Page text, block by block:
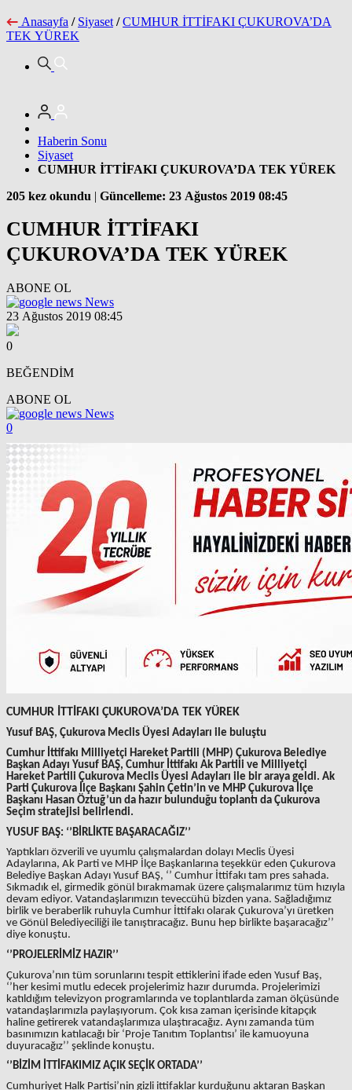
Anasayfa / Siyaset / CUMHUR İTTİFAKI ÇUKUROVA’DA
TEK YÜREK
Haberin Sonu
Siyaset
CUMHUR İTTİFAKI ÇUKUROVA’DA TEK YÜREK
205 kez okundu | Güncelleme: 23 Ağustos 2019 08:45
CUMHUR İTTİFAKI
ÇUKUROVA’DA TEK YÜREK
ABONE OL
News
23 Ağustos 2019 08:45
0
BEĞENDİM
ABONE OL
News
0
CUMHUR İTTİFAKI ÇUKUROVA’DA TEK YÜREK
Yusuf BAŞ, Çukurova Meclis Üyesi Adayları ile buluştu
Cumhur İttifakı Milliyetçi Hareket Partili (MHP) Çukurova Belediye
Başkan Adayı Yusuf BAŞ, Cumhur İttifakı Ak Partili ve Milliyetçi
Hareket Partili Çukurova Meclis Üyesi Adayları ile bir araya geldi. Ak
Parti Çukurova İlçe Başkanı Şahin Çetin’in ve MHP Çukurova İlçe
Başkanı Hasan Öztuğ’un da hazır bulunduğu toplantı da Çukurova
Seçim stratejisi belirlendi.
YUSUF BAŞ: ‘’BİRLİKTE BAŞARACAĞIZ’’
Yaptıkları özverili ve uyumlu çalışmalardan dolayı Meclis Üyesi
Adaylarına, Ak Parti ve MHP İlçe Başkanlarına teşekkür eden Çukurova
Belediye Başkan Adayı Yusuf BAŞ, ‘’ Cumhur İttifakı tam pres sahada.
Sıkmadık el, girmedik gönül bırakmamak üzere çalışmalarımız tüm hızıyla
devam ediyor. Vatandaşlarımızın teveccühü bizden yana. Sağladığımız
birlik ve beraberlik ruhuyla Cumhur İttifakı olarak Çukurova’yı üretken
ve Gönül Belediyeciliği ile tanıştıracağız. Bunu hep birlikte başaracağız’’
diye konuştu.
‘’PROJELERİMİZ HAZIR’’
Çukurova’nın tüm sorunlarını tespit ettiklerini ifade eden Yusuf Baş,
‘’her kesimi mutlu edecek projelerimiz hazır durumda. Projelerimizi
katıldığım televizyon programlarında ve toplantılarda zaman ölçüsünde
vatandaşlarımızla paylaşıyorum. Çok kısa zaman içerisinde kitapçık
haline getirerek vatandaşlarımıza ulaştıracağız. Aynı zamanda tüm
basınımızın katılacağı bir ‘Proje Tanıtım Toplantısı’ ile kamuoyuna
duyuracağız’’ şeklinde konuştu.
‘’BİZİM İTTİFAKIMIZ AÇIK SEÇİK ORTADA’’
Cumhuriyet Halk Partisi’nin gizli ittifaklar kurduğunu aktaran Başkan